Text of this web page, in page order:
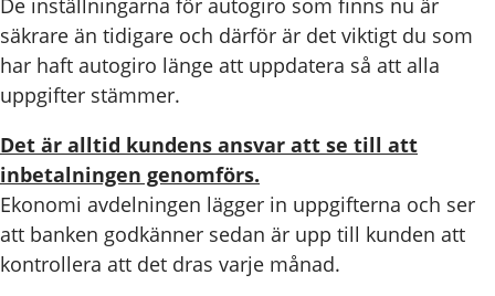
De inställningarna för autogiro som finns nu är
säkrare än tidigare och därför är det viktigt du som
har haft autogiro länge att uppdatera så att alla
uppgifter stämmer.
Det är alltid kundens ansvar att se till att
inbetalningen genomförs.
Ekonomi avdelningen lägger in uppgifterna och ser
att banken godkänner sedan är upp till kunden att
kontrollera att det dras varje månad.